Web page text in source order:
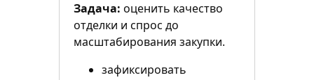
Задача: оценить качество
отделки и спрос до
масштабирования закупки.
зафиксировать